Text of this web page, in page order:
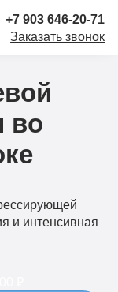
+7 903 646-20-71
Заказать звонок
во
и интенсивная